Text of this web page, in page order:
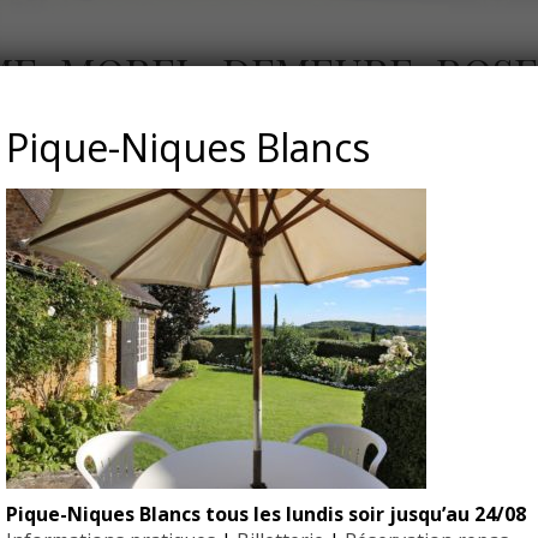
Pique-Niques Blancs
Pique-Niques Blancs tous les lundis soir jusqu’au 24/08